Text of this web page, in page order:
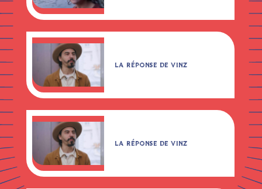
LA RÉPONSE DE VINZ
LA RÉPONSE DE VINZ